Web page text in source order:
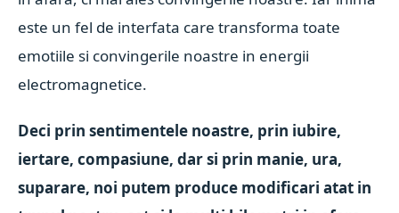
este un fel de interfata care transforma toate
emotiile si convingerile noastre in energii
electromagnetice.
Deci prin sentimentele noastre, prin iubire,
iertare, compasiune, dar si prin manie, ura,
suparare, noi putem produce modificari atat in